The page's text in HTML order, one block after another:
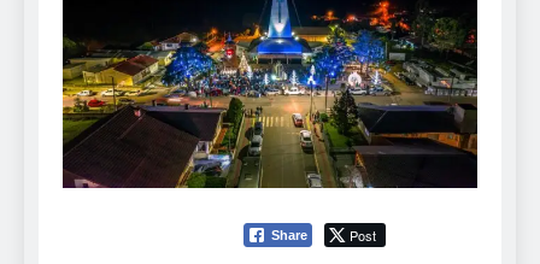
Share Post